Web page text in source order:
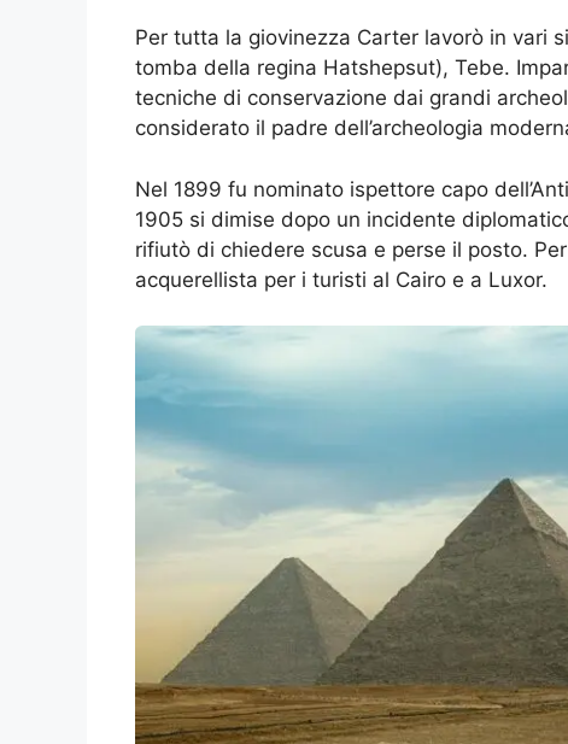
Per tutta la giovinezza Carter lavorò in vari
tomba della regina Hatshepsut), Tebe.
tecniche di conservazione dai grandi
considerato il padre dell’archeologia
Nel 1899 fu nominato ispettore capo
1905 si dimise dopo un incidente
rifiutò di chiedere scusa e perse il posto.
acquerellista per i turisti al Cairo e a Luxor.